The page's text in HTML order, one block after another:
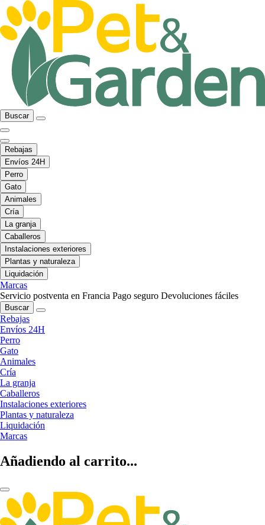
Buscar
Rebajas
Envíos 24H
Perro
Gato
Animales
Cría
La granja
Caballeros
Instalaciones exteriores
Plantas y naturaleza
Liquidación
Marcas
Servicio postventa en Francia Pago seguro Devoluciones fáciles
Buscar
Rebajas
Envíos 24H
Perro
Gato
Animales
Cría
La granja
Caballeros
Instalaciones exteriores
Plantas y naturaleza
Liquidación
Marcas
Añadiendo al carrito...